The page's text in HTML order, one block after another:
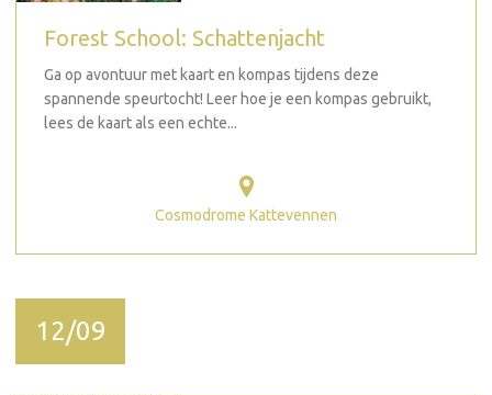
Forest School: Schattenjacht
Ga op avontuur met kaart en kompas tijdens deze
spannende speurtocht! Leer hoe je een kompas gebruikt,
lees de kaart als een echte...
Cosmodrome Kattevennen
12/09